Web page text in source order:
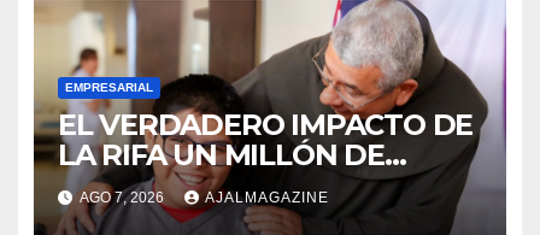
EMPRESARIAL
EL VERDADERO IMPACTO DE
LA RIFA UN MILLÓN DE
AMIGOS HOY POR TI,
MAÑANA POR MÍ
AGO 7, 2026 AJALMAGAZINE